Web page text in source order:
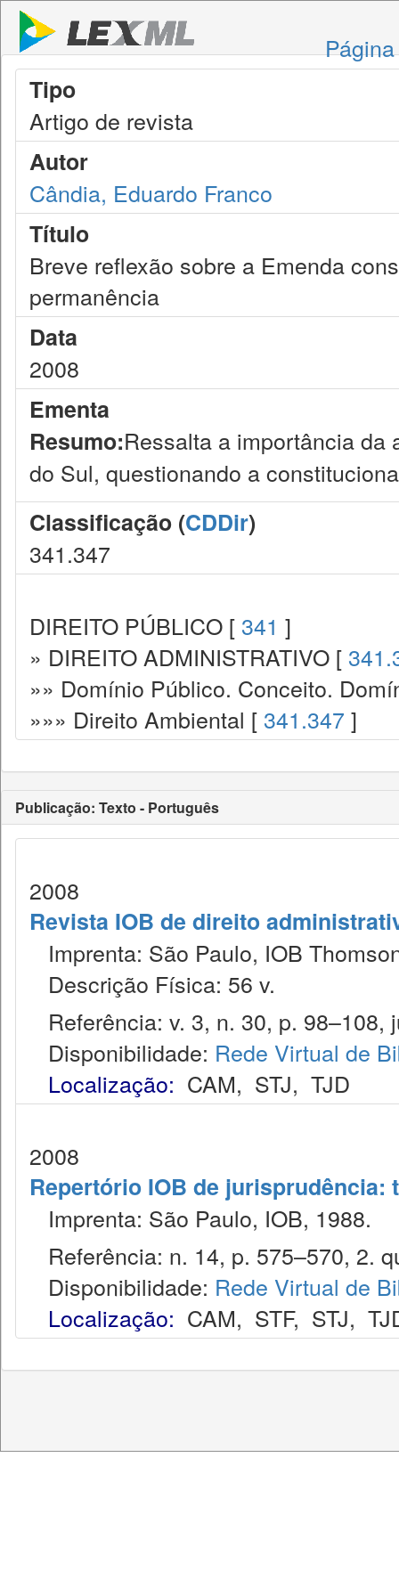
Tipo
Artigo de revista
Autor
Cândia, Eduardo Franco
Título
Breve reflexão sobre a Emenda
permanência
Data
2008
Ementa
Resumo:Ressalta a importância da
do Sul, questionando a
Classificação (CDDir)
341.347
DIREITO PÚBLICO [ 341 ]
» DIREITO ADMINISTRATIVO [
»» Domínio Público. Conceito.
»»» Direito Ambiental [ 341.347 ]
Publicação: Texto - Português
2008
Revista IOB de direito
Imprenta: São Paulo, IOB
Descrição Física: 56 v.
Referência: v. 3, n. 30, p. 98–108,
Disponibilidade: Rede Virtual de
Localização: CAM, STJ, TJD
2008
Repertório IOB de
Imprenta: São Paulo, IOB, 1988.
Referência: n. 14, p. 575–570, 2.
Disponibilidade: Rede Virtual de
Localização: CAM, STF, STJ,